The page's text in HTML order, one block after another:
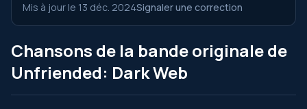
Mis à jour le 13 déc. 2024Signaler une correction
Chansons de la bande originale de
Unfriended: Dark Web